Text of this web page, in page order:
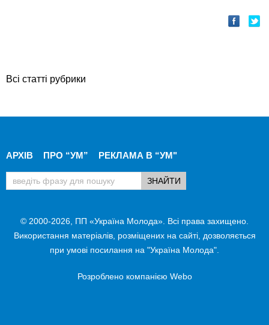
Всі статті рубрики
АРХІВ ПРО “УМ” РЕКЛАМА В “УМ"
© 2000-2026, ПП «Україна Молода». Всі права захищено.
Використання матеріалів, розміщених на сайті, дозволяється
при умові посилання на "Україна Молода".
Розроблено компанією Webo